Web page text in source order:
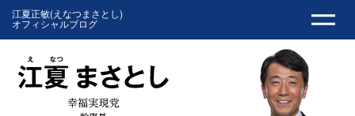
江夏正敏(えなつまさとし)
オフィシャルブログ